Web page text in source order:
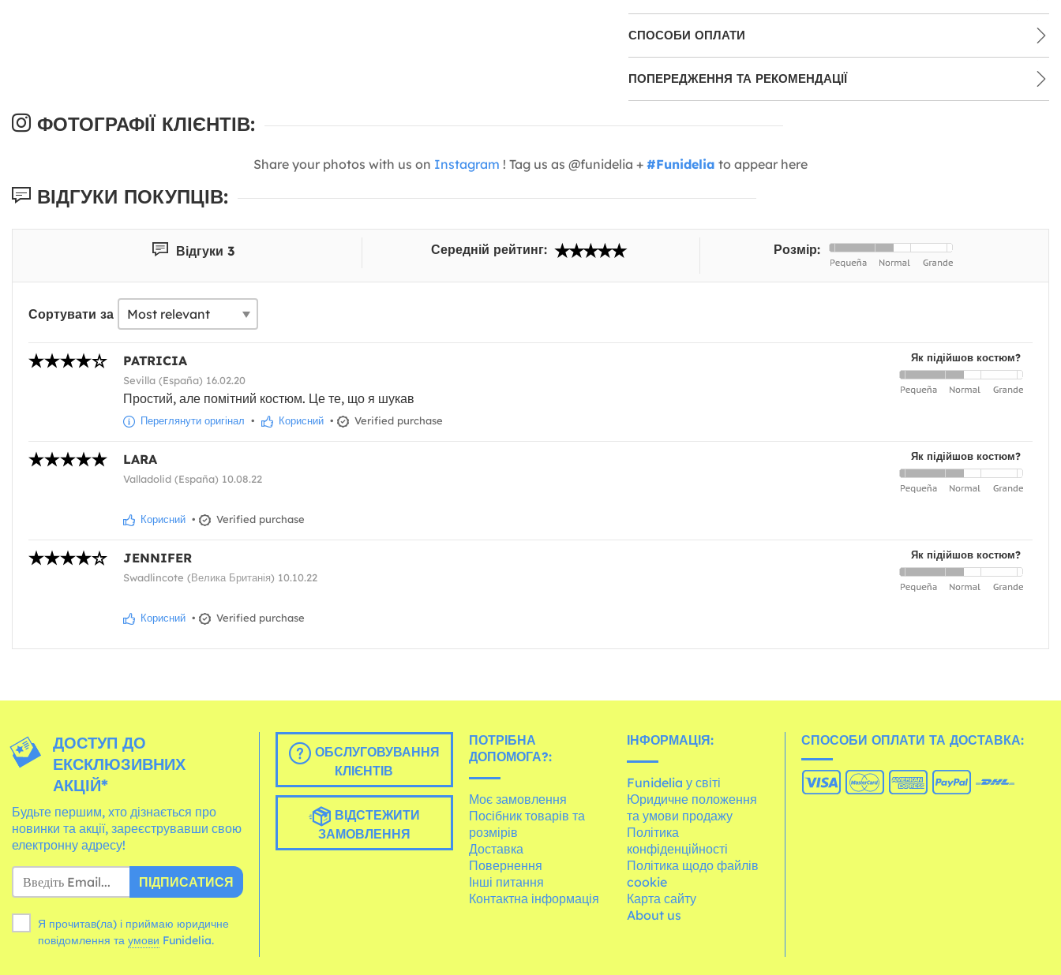
СПОСОБИ ОПЛАТИ
ПОПЕРЕДЖЕННЯ ТА РЕКОМЕНДАЦІЇ
ФОТОГРАФІЇ КЛІЄНТІВ:
Share your photos with us on Instagram ! Tag us as @funidelia + #Funidelia to appear here
ВІДГУКИ ПОКУПЦІВ:
Відгуки 3 Середній рейтинг: Розмір:
Сортувати за
Як підійшов костюм?
PATRICIA
Sevilla (España) 16.02.20
Простий, але помітний костюм. Це те, що я шукав
Переглянути оригінал • Корисний • Verified purchase
Як підійшов костюм?
LARA
Valladolid (España) 10.08.22
Корисний • Verified purchase
Як підійшов костюм?
JENNIFER
Swadlincote (Велика Британія) 10.10.22
Корисний • Verified purchase
ДОСТУП ДО
ЕКСКЛЮЗИВНИХ
АКЦІЙ*
Будьте першим, хто дізнається про
новинки та акції, зареєструвавши свою
електронну адресу!
ПІДПИСАТИСЯ
Я прочитав(ла) і приймаю юридичне
повідомлення та умови Funidelia.
ОБСЛУГОВУВАННЯ
КЛІЄНТІВ
ВІДСТЕЖИТИ
ЗАМОВЛЕННЯ
ПОТРІБНА
ДОПОМОГА?:
Моє замовлення
Посібник товарів та
розмірів
Доставка
Повернення
Інші питання
Контактна інформація
ІНФОРМАЦІЯ:
Funidelia у світі
Юридичне положення
та умови продажу
Політика
конфіденційності
Політика щодо файлів
cookie
Карта сайту
About us
СПОСОБИ ОПЛАТИ ТА ДОСТАВКА: